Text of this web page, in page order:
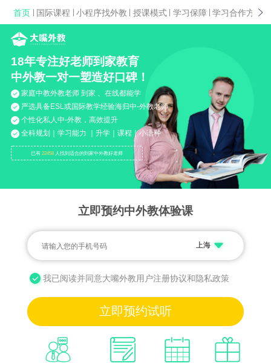
首页 国际课程 小程序找外教 授课模式 学习保障 学习合作方案
18年专注好老师到家教育
中外教一对一塑造好口碑！
家庭中教外教老师 到家 、在线都能学
严选具备ESL或国际教学经验海归中-外教老师
个性化私人中-外教，高效提升
全科规划｜学习能力 ｜升学｜课程｜小语种
已有 22458 人找到适合的到家中外教好老师
立即预约中外教体验课
上海
我已阅读并同意大嘴外教用户注册协议和隐私政策
立即预约试听